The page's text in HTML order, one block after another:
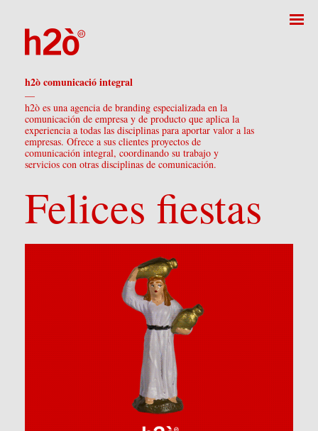
h2ò comunicació integral
—
h2ò es una agencia de branding especializada en la
comunicación de empresa y de producto que aplica la
experiencia a todas las disciplinas para aportar valor a las
empresas. Ofrece a sus clientes proyectos de
comunicación integral, coordinando su trabajo y
servicios con otras disciplinas de comunicación.
Felices fiestas